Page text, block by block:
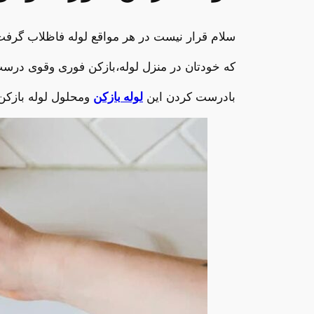
سلام قرار نیست در هر مواقع لوله فاظلاب
که خودتان در منزل لوله،بازکن فوری وقوی
بادرست کردن این لوله بازکن ومحلول لوله